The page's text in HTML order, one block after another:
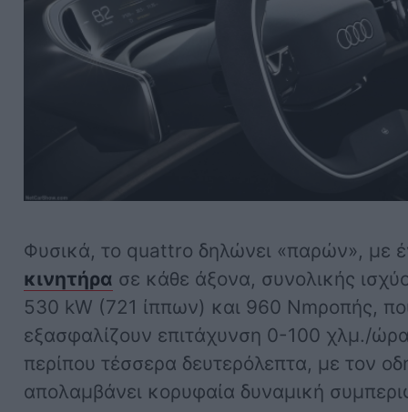
Φυσικά, το quattro δηλώνει «παρών», με
κινητήρα σε κάθε άξονα, συνολικής
530 kW (721 ίππων) και 960 Nmροπής,
εξασφαλίζουν επιτάχυνση 0-100 χλμ./
περίπου τέσσερα δευτερόλεπτα, με τον
απολαμβάνει κορυφαία δυναμική